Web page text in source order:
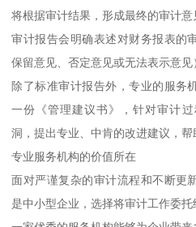
将根据审计结果，形成最终的审计意
审计报告会明确表述对财务报表的
保留意见、否定意见或无法表示意见
除了标准审计报告外，专业的服务
一份《管理建议书》，针对审计
洞，提出专业、中肯的改进建议，帮
专业服务机构的价值所在
面对严谨复杂的审计流程和不断更
是中小型企业，选择将审计工作委托